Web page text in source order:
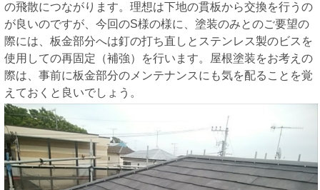
の飛散につながります。理想は下地の貫板から交換を行うの
が良いのですが、今回のS様の様に、塗装のみとのご要望の
際には、板金部分へは釘の打ち直しとステンレス製のビスを
使用しての再固定（補強）を行います。屋根塗装をお考えの
際は、事前に板金部分のメンテナンスにも気を配ることを覚
えておくと良いでしょう。